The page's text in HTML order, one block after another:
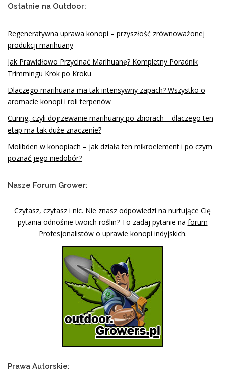
Ostatnie na Outdoor:
Regeneratywna uprawa konopi – przyszłość zrównoważonej
produkcji marihuany
Jak Prawidłowo Przycinać Marihuanę? Kompletny Poradnik
Trimmingu Krok po Kroku
Dlaczego marihuana ma tak intensywny zapach? Wszystko o
aromacie konopi i roli terpenów
Curing, czyli dojrzewanie marihuany po zbiorach – dlaczego ten
etap ma tak duże znaczenie?
Molibden w konopiach – jak działa ten mikroelement i po czym
poznać jego niedobór?
Nasze Forum Grower:
Czytasz, czytasz i nic. Nie znasz odpowiedzi na nurtujące Cię
pytania odnośnie twoich roślin? To zadaj pytanie na forum
Profesjonalistów o uprawie konopi indyjskich.
Prawa Autorskie: